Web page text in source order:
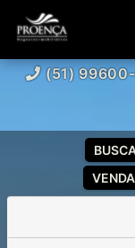
(51)
VENDA